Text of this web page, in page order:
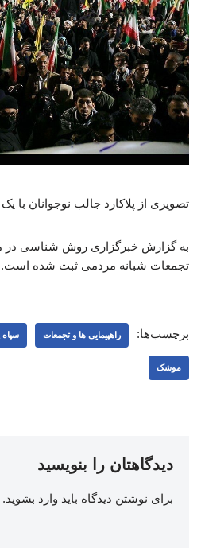
تصویری از پلاکارد جالب نوجوانان با
به گزارش خبرگزاری روش شناسی در
تجمعات شبانه مردمی ثبت شده است.
برچسب‌ها: راهپیمایی ها و تجمعات سپاه
موشک
دیدگاهتان را بنویسید
برای نوشتن دیدگاه باید وارد بشوید.